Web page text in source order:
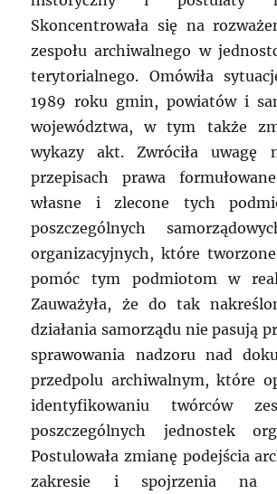
Skoncentrowała się na
zespołu archiwalnego w
terytorialnego. Omówiła
1989 roku gmin, powiatów i
województwa, w tym także
wykazy akt. Zwróciła
przepisach prawa
własne i zlecone tych
poszczególnych
organizacyjnych, które
pomóc tym podmiotom w
Zauważyła, że do tak
działania samorządu nie pasują
sprawowania nadzoru nad
przedpolu archiwalnym, które
identyfikowaniu twórców
poszczególnych jednostek
Postulowała zmianę podejścia
zakresie i spojrzenia na